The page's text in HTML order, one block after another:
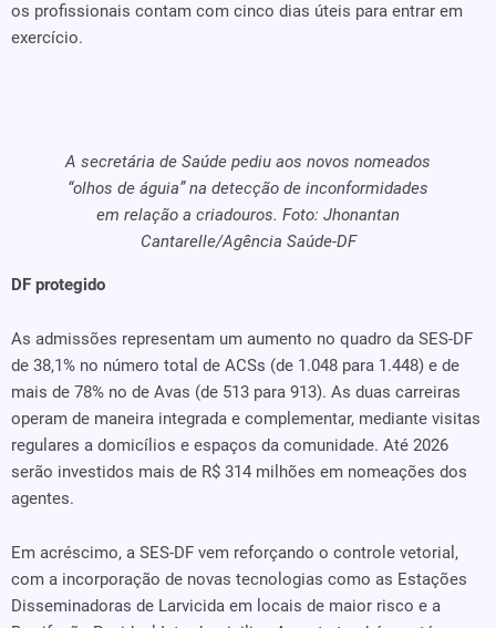
os profissionais contam com cinco dias úteis para entrar em
exercício.
A secretária de Saúde pediu aos novos nomeados
“olhos de águia” na detecção de inconformidades
em relação a criadouros. Foto: Jhonantan
Cantarelle/Agência Saúde-DF
DF protegido
As admissões representam um aumento no quadro da SES-DF
de 38,1% no número total de ACSs (de 1.048 para 1.448) e de
mais de 78% no de Avas (de 513 para 913). As duas carreiras
operam de maneira integrada e complementar, mediante visitas
regulares a domicílios e espaços da comunidade. Até 2026
serão investidos mais de R$ 314 milhões em nomeações dos
agentes.
Em acréscimo, a SES-DF vem reforçando o controle vetorial,
com a incorporação de novas tecnologias como as Estações
Disseminadoras de Larvicida em locais de maior risco e a